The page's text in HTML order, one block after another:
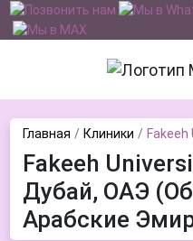
Главная Клиники
Fakeeh
Дубай, ОАЭ
Арабские